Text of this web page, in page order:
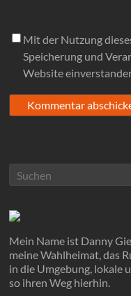
Mit der Nutzung
Speicherung und
Website
Mein Name ist Danny
meine Wahlheimat, das
in die Umgebung, lokale
so ihren Weg hierhin.